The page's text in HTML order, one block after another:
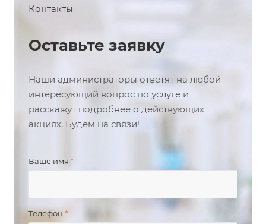
Контакты
Оставьте заявку
Наши администраторы ответят на любой
интересующий вопрос по услуге и
расскажут подробнее о действующих
акциях. Будем на связи!
Ваше имя *
Телефон *